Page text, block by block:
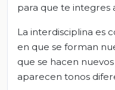
para que te integres
La interdisciplina es
en que se forman
que se hacen
aparecen tonos